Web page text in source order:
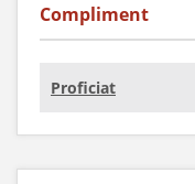
Compliment
Proficiat